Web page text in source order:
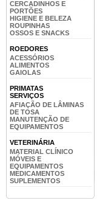
CERCADINHOS E
PORTÕES
HIGIENE E BELEZA
ROUPINHAS
OSSOS E SNACKS
ROEDORES
ACESSÓRIOS
ALIMENTOS
GAIOLAS
PRIMATAS
SERVIÇOS
AFIAÇÃO DE LÂMINAS
DE TOSA
MANUTENÇÃO DE
EQUIPAMENTOS
VETERINÁRIA
MATERIAL CLÍNICO
MÓVEIS E
EQUIPAMENTOS
MEDICAMENTOS
SUPLEMENTOS